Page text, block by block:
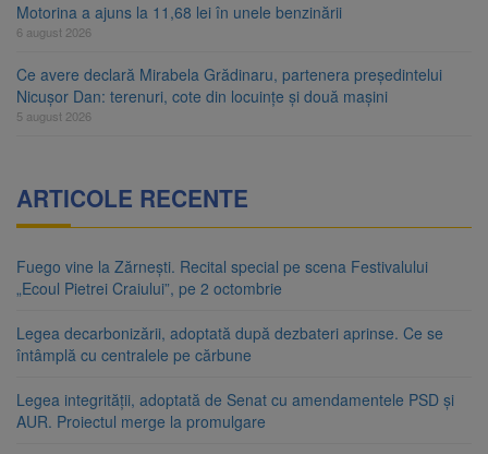
Motorina a ajuns la 11,68 lei în unele benzinării
6 august 2026
Ce avere declară Mirabela Grădinaru, partenera președintelui
Nicușor Dan: terenuri, cote din locuințe și două mașini
5 august 2026
ARTICOLE RECENTE
Fuego vine la Zărnești. Recital special pe scena Festivalului
„Ecoul Pietrei Craiului”, pe 2 octombrie
Legea decarbonizării, adoptată după dezbateri aprinse. Ce se
întâmplă cu centralele pe cărbune
Legea integrității, adoptată de Senat cu amendamentele PSD și
AUR. Proiectul merge la promulgare